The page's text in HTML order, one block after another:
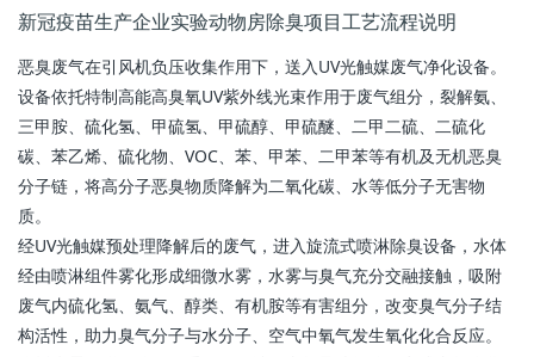
新冠疫苗生产企业实验动物房除臭项目工艺流程说明
恶臭废气在引风机负压收集作用下，送入UV光触媒废气净化设备。
设备依托特制高能高臭氧UV紫外线光束作用于废气组分，裂解氨、
三甲胺、硫化氢、甲硫氢、甲硫醇、甲硫醚、二甲二硫、二硫化
碳、苯乙烯、硫化物、VOC、苯、甲苯、二甲苯等有机及无机恶臭
分子链，将高分子恶臭物质降解为二氧化碳、水等低分子无害物
质。
经UV光触媒预处理降解后的废气，进入旋流式喷淋除臭设备，水体
经由喷淋组件雾化形成细微水雾，水雾与臭气充分交融接触，吸附
废气内硫化氢、氨气、醇类、有机胺等有害组分，改变臭气分子结
构活性，助力臭气分子与水分子、空气中氧气发生氧化化合反应。